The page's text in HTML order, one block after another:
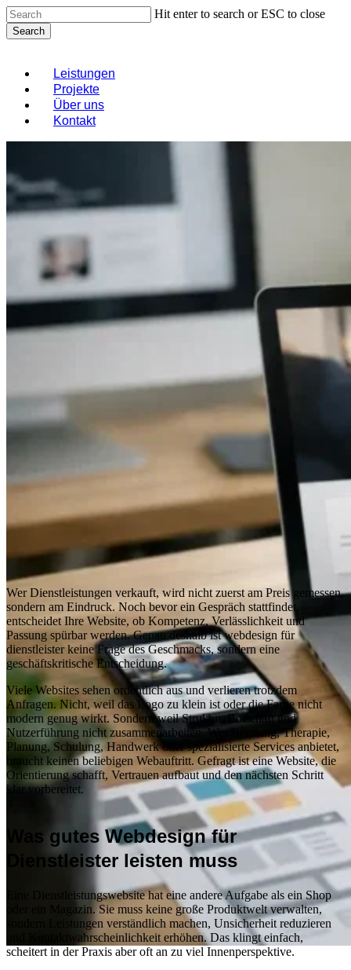
Skip
to
main
Hit enter to search or ESC to close
Search
Menu
Leistungen
Projekte
Über uns
Kontakt
Wer Dienstleistungen verkauft, wird nicht zuerst am Preis gemessen,
sondern am Eindruck. Noch bevor ein Gespräch stattfindet,
entscheidet Ihre Website, ob Kompetenz, Verlässlichkeit und
Passung spürbar werden. Genau deshalb ist webdesign für
dienstleister keine Frage des Geschmacks, sondern eine
geschäftskritische Entscheidung.
Viele Websites sehen ordentlich aus und verlieren trotzdem
Anfragen. Nicht, weil das Logo zu klein ist oder die Farbe nicht
modern genug wirkt. Sondern weil Struktur, Botschaft und
Nutzerführung nicht zusammenarbeiten. Wer Beratung, Therapie,
Planung, Schulung, Handwerk oder spezialisierte Services anbietet,
braucht keinen beliebigen Webauftritt. Gefragt ist eine Website, die
Orientierung schafft, Vertrauen aufbaut und den nächsten Schritt
klar vorbereitet.
Was gutes Webdesign für
Dienstleister leisten muss
Eine Dienstleistungswebsite hat eine andere Aufgabe als ein Shop
oder ein Magazin. Sie muss keine große Produktwelt verwalten,
sondern Leistungen verständlich machen, Unsicherheit reduzieren
und Kontaktwahrscheinlichkeit erhöhen. Das klingt einfach,
scheitert in der Praxis aber oft an zu viel Innenperspektive.